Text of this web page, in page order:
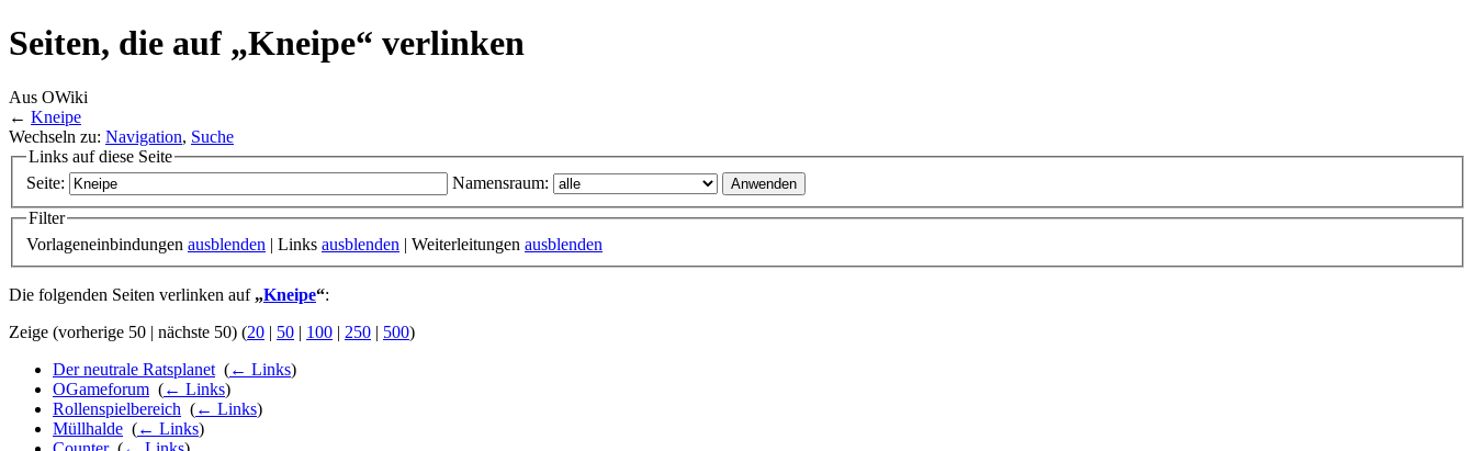
Seiten, die auf „Kneipe“ verlinken
Aus OWiki
← Kneipe
Wechseln zu: Navigation, Suche
Links auf diese Seite
Seite:
Namensraum:
Filter
Vorlageneinbindungen ausblenden | Links ausblenden | Weiterleitungen ausblenden
Die folgenden Seiten verlinken auf „Kneipe“:
Zeige (vorherige 50 | nächste 50) (20 | 50 | 100 | 250 | 500)
Der neutrale Ratsplanet (← Links)
OGameforum (← Links)
Rollenspielbereich (← Links)
Müllhalde (← Links)